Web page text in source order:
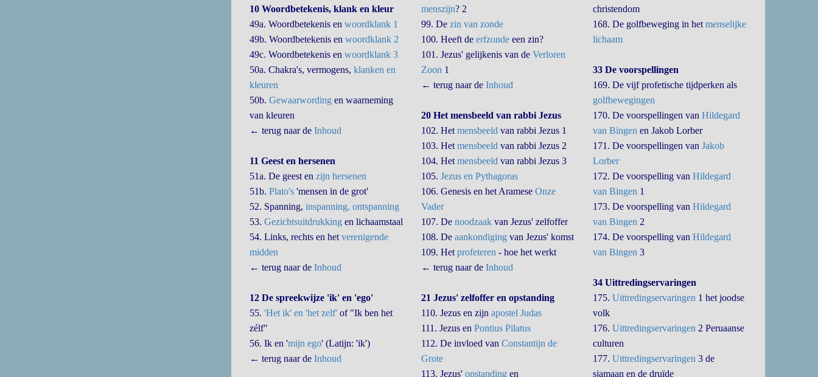
10 Woordbetekenis, klank en kleur
49a. Woordbetekenis en woordklank 1
49b. Woordbetekenis en woordklank 2
49c. Woordbetekenis en woordklank 3
50a. Chakra's, vermogens, klanken en
kleuren
50b. Gewaarwordingen waarneming
van kleuren
← terug naar de Inhoud
11 Geest en hersenen
51a. De geest en zijn hersenen
51b. Plato's'mensen in de grot'
52. Spanning, inspanning, ontspanning
53. Gezichtsuitdrukkingen lichaamstaal
54. Links, rechts en het verenigende
midden
← terug naar de Inhoud
12 De spreekwijze 'ik' en 'ego'
55. 'Het ik' en 'het zelf'of "Ik ben het
zélf"
56. Ik en 'mijn ego' (Latijn: 'ik')
← terug naar de Inhoud
menszijn? 2
99. De zin van zonde
100. Heeft de erfzondeeen zin?
101. Jezus' gelijkenis van de Verloren
Zoon 1
← terug naar de Inhoud
20 Het mensbeeld van rabbi Jezus
102. Het mensbeeld van rabbi Jezus 1
103. Het mensbeeld van rabbi Jezus 2
104. Het mensbeeld van rabbi Jezus 3
105. Jezus en Pythagoras
106. Genesis en het Aramese Onze
Vader
107. De noodzaakvan Jezus' zelfoffer
108. De aankondigingvan Jezus' komst
109. Het profeteren - hoe het werkt
← terug naar de Inhoud
21 Jezus' zelfoffer en opstanding
110. Jezus en zijn apostel Judas
111. Jezus en Pontius Pilatus
112. De invloed van Constantijn de
Grote
113. Jezus' opstandingen
christendom
168. De golfbeweging in hetmenselijke
lichaam
33 De voorspellingen
169. De vijf profetische tijdperken als
golfbewegingen
170. De voorspellingen vanHildegard
van Bingen en Jakob Lorber
171. De voorspellingen vanJakob
Lorber
172. De voorspelling vanHildegard
van Bingen 1
173. De voorspelling vanHildegard
van Bingen 2
174. De voorspelling vanHildegard
van Bingen 3
34 Uittredingservaringen
175.Uittredingservaringen 1 het joodse
volk
176.Uittredingservaringen 2 Peruaanse
culturen
177.Uittredingservaringen 3 de
sjamaan en de druïde